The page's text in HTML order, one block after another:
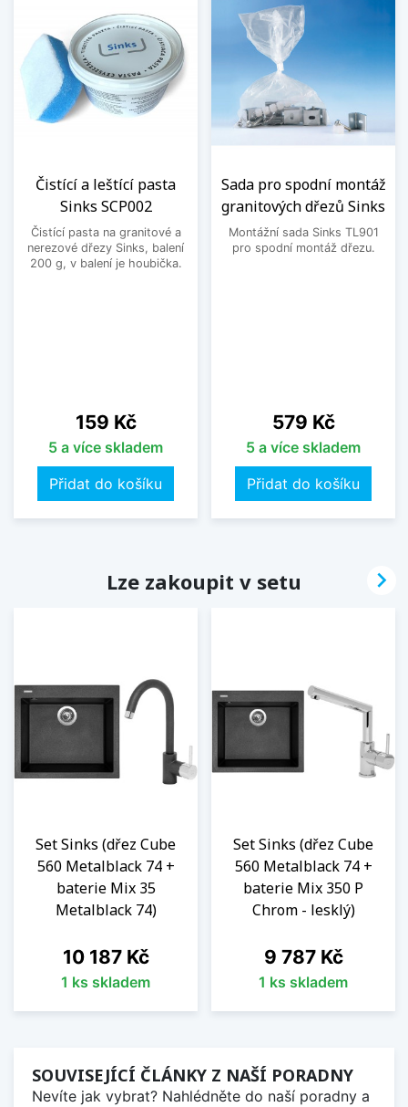
Čistící a leštící pasta
Sinks SCP002
Čistící pasta na granitové a
nerezové dřezy Sinks, balení
200 g, v balení je houbička.
Cena
159 Kč
5 a více skladem
Přidat do košíku
Sada pro spodní montáž
granitových dřezů Sinks
Montážní sada Sinks TL901
pro spodní montáž dřezu.
Cena
579 Kč
5 a více skladem
Přidat do košíku
Lze zakoupit v setu
Set Sinks (dřez Cube
560 Metalblack 74 +
baterie Mix 35
Metalblack 74)
Cena
10 187 Kč
1 ks skladem
Set Sinks (dřez Cube
560 Metalblack 74 +
baterie Mix 350 P
Chrom - lesklý)
Cena
9 787 Kč
1 ks skladem

SOUVISEJÍCÍ ČLÁNKY Z NAŠÍ PORADNY
Nevíte jak vybrat? Nahlédněte do naší poradny a